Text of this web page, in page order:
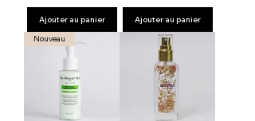
Ajouter au panier
Ajouter au panier
Nouveau